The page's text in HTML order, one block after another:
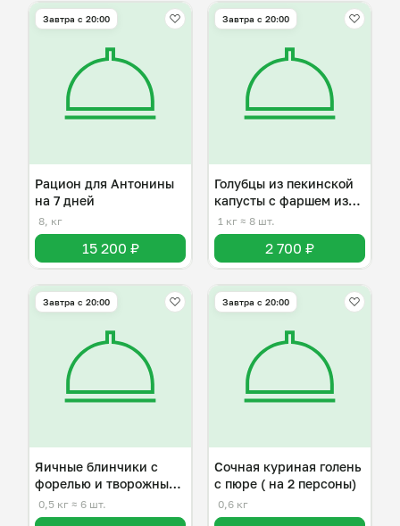
Завтра c 20:00
Рацион для Антонины
на 7 дней
8, кг
15 200 ₽
Завтра c 20:00
Голубцы из пекинской
капусты с фаршем из
индейки
1 кг ≈ 8 шт.
2 700 ₽
Завтра c 20:00
Яичные блинчики с
форелью и творожным
сыром
0,5 кг ≈ 6 шт.
Завтра c 20:00
Сочная куриная голень
с пюре ( на 2 персоны)
0,6 кг